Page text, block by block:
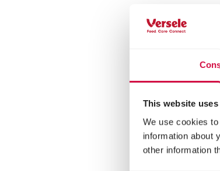
This website
We use cookies
information about
other information